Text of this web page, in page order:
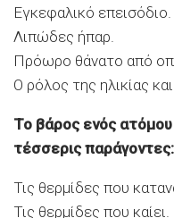
Εγκεφαλικό επεισόδιο.
Λιπώδες ήπαρ.
Πρόωρο θάνατο από
Ο ρόλος της ηλικίας
Το βάρος ενός
τέσσερις παράγοντες:
Τις θερμίδες που
Τις θερμίδες που καίει.